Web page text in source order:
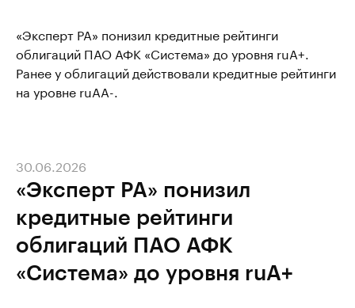
«Эксперт РА» понизил кредитные рейтинги
облигаций ПАО АФК «Система» до уровня ruA+.
Ранее у облигаций действовали кредитные рейтинги
на уровне ruAA-.
«Эксперт РА» понизил
кредитные рейтинги
облигаций ПАО АФК
«Система» до уровня ruA+
30.06.2026